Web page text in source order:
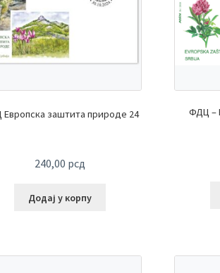
заштита природе 24
240,00 рсд
Додај у корпу
ФДЦ –